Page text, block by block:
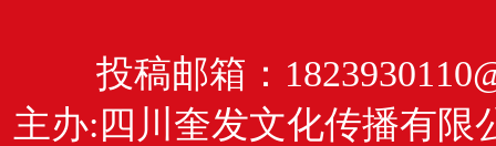
投稿邮箱：
主办:四川奎发文化传播有